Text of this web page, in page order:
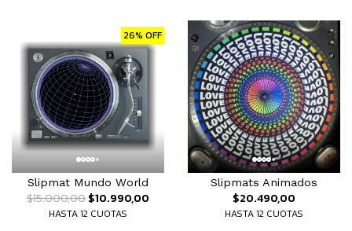
26% OFF
Slipmat Mundo World
$15.000,00$10.990,00
HASTA 12 CUOTAS
Slipmats Animados
$20.490,00
HASTA 12 CUOTAS